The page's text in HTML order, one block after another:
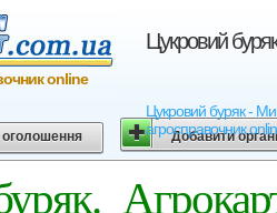
Цукровий
Цукровий буряк -
агросправочник
online
оголошення Добавити